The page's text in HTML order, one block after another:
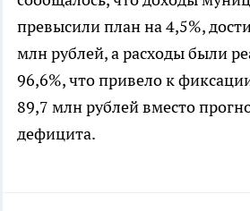
превысили план на 4,5%,
млн рублей, а расходы были
96,6%, что привело к
89,7 млн рублей вместо
дефицита.